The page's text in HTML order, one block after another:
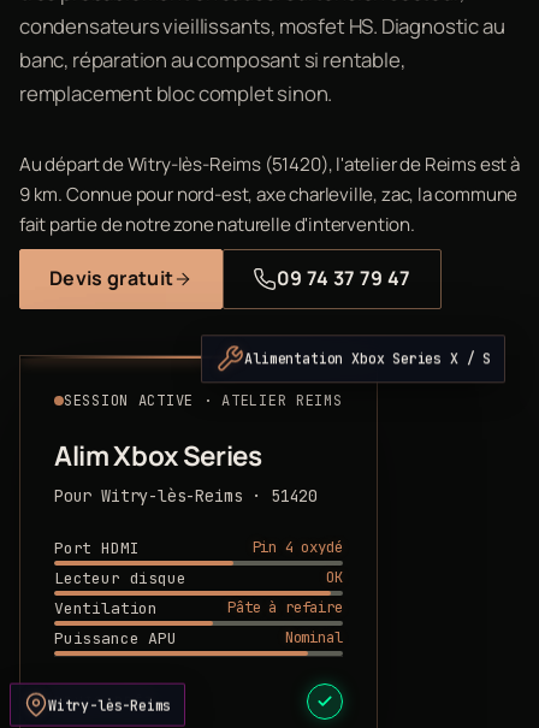
condensateurs vieillissants, mosfet HS. Diagnostic au
banc, réparation au composant si rentable,
remplacement bloc complet sinon.
Au départ de Witry-lès-Reims (51420), l'atelier de Reims est à
9 km. Connue pour nord-est, axe charleville, zac, la commune
fait partie de notre zone naturelle d'intervention.
Devis gratuit 09 74 37 79 47
SESSION ACTIVE · ATELIER REIMS
Alim Xbox Series
Pour Witry-lès-Reims · 51420
Port HDMI
Pin 4 oxydé
Lecteur disque
OK
Ventilation
Pâte à refaire
Puissance APU
Nominal
DEVIS PRÊT
Alimentation Xbox Series X / S
Witry-lès-Reims